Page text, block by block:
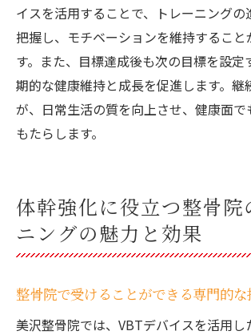
イスを活用することで、トレーニングの
把握し、モチベーションを維持すること
す。また、目標達成後も次の目標を設定
期的な健康維持と成長を促進します。継
が、日常生活の質を向上させ、健康面で
もたらします。
体幹強化に役立つ整骨院
ニングの魅力と効果
整骨院で受けることができる専門的な
美沢整骨院では、VBTデバイスを活用し